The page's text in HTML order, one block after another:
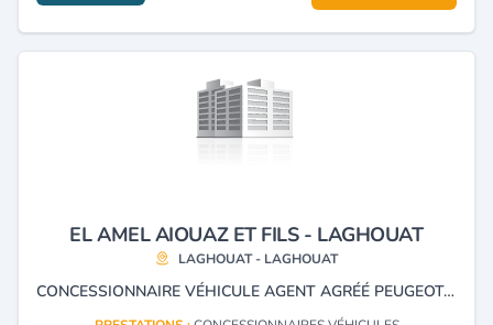
EL AMEL AIOUAZ ET FILS - LAGHOUAT
LAGHOUAT - LAGHOUAT
CONCESSIONNAIRE VÉHICULE AGENT AGRÉÉ PEUGEOT, RÉPARATION ET ENTRETIEN MÉCANIQUE DES VÉHICULES, STATION DE SERVICE.